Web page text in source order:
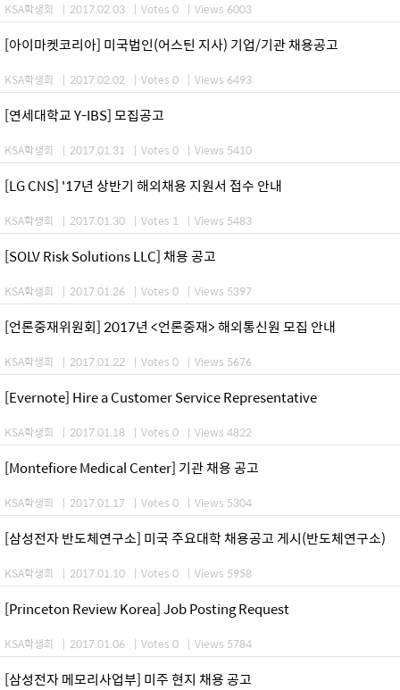
KSA학생회 | 2017.02.03 | Votes 0 | Views 6003
[아이마켓코리아] 미국법인(어스틴 지사) 기업/기관 채용공고
KSA학생회 | 2017.02.02 | Votes 0 | Views 6493
[연세대학교 Y-IBS] 모집공고
KSA학생회 | 2017.01.31 | Votes 0 | Views 5410
[LG CNS] '17년 상반기 해외채용 지원서 접수 안내
KSA학생회 | 2017.01.30 | Votes 1 | Views 5483
[SOLV Risk Solutions LLC] 채용 공고
KSA학생회 | 2017.01.26 | Votes 0 | Views 5397
[언론중재위원회] 2017년 <언론중재> 해외통신원 모집 안내
KSA학생회 | 2017.01.22 | Votes 0 | Views 5676
[Evernote] Hire a Customer Service Representative
KSA학생회 | 2017.01.18 | Votes 0 | Views 4822
[Montefiore Medical Center] 기관 채용 공고
KSA학생회 | 2017.01.17 | Votes 0 | Views 5304
[삼성전자 반도체연구소] 미국 주요대학 채용공고 게시(반도체연구소)
KSA학생회 | 2017.01.10 | Votes 0 | Views 5958
[Princeton Review Korea] Job Posting Request
KSA학생회 | 2017.01.06 | Votes 0 | Views 5784
[삼성전자 메모리사업부] 미주 현지 채용 공고